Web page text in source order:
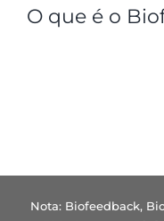
O que é o
Nota: Biofeedback,